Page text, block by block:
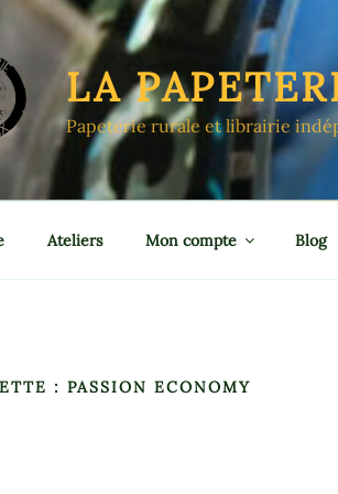
LA
Papeterie rurale et librairie
Ateliers Mon compte Blog
: PASSION ECONOMY